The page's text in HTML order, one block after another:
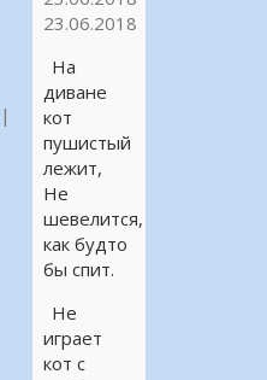
23.06.2018
На
диване
кот
пушистый
лежит,
Не
шевелится,
как будто
бы спит.
Не
играет
кот с
|